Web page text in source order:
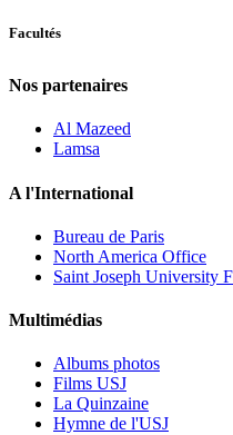
Facultés
Nos partenaires
Al Mazeed
Lamsa
A l'International
Bureau de Paris
North America Office
Saint Joseph University
Multimédias
Albums photos
Films USJ
La Quinzaine
Hymne de l'USJ